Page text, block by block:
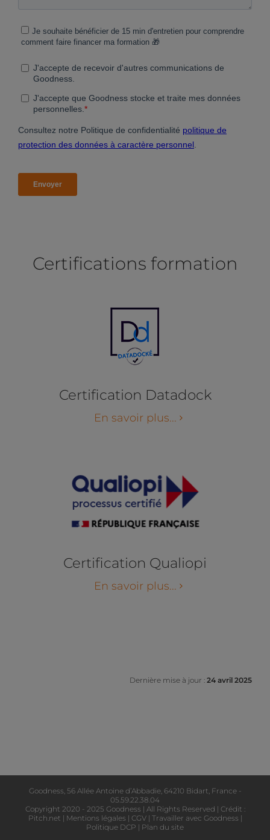
Certifications formation
Certification Datadock
En savoir plus...
Certification Qualiopi
En savoir plus...
Dernière mise à jour :24 avril 2025
Goodness, 56 Allée Antoine d’Abbadie, 64210 Bidart, France -
05.59.22.38.04
Copyright 2020 - 2025 Goodness | All Rights Reserved | Crédit :
Pitch.net | Mentions légales | CGV| Travailler avec Goodness |
Politique DCP | Plan du site